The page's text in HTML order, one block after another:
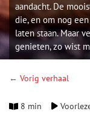
aandacht. De
die, en om nog
laten staan. Maar
genieten, zo wist
← Vorig verhaal
8 min